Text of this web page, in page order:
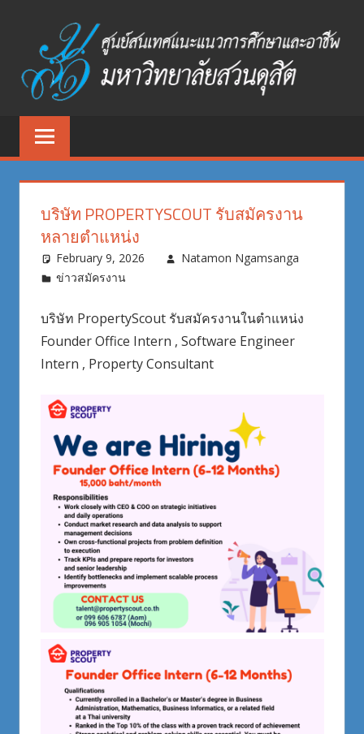
content
สนเทศ
แนะแนว
การ
ศึกษา
และ
อาชีพ
ศูนย์
สนเทศ
และ
อาชีพ
มหาวิทยาลัย
สวนดุสิต
บริษัท PROPERTYSCOUT รับสมัครงาน
หลายตำแหน่ง
February 9, 2026
Natamon Ngamsanga
ข่าวสมัครงาน
บริษัท PropertyScout รับสมัครงานในตำแหน่ง
Founder Office Intern , Software Engineer
Intern , Property Consultant